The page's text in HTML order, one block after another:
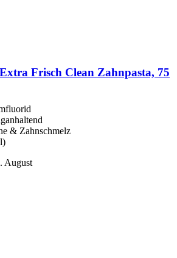
Extra Frisch Clean Zahnpasta, 75
& Zahnschmelz
August